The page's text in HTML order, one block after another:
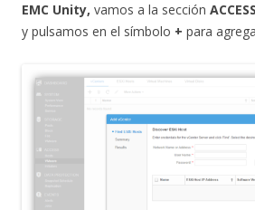
EMC Unity, vamos a la sección
y pulsamos en el símbolo + para